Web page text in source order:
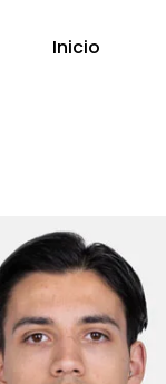
Inicio